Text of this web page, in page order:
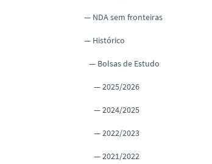
NDA sem fronteiras
Histórico
Bolsas de Estudo
2025/2026
2024/2025
2022/2023
2021/2022